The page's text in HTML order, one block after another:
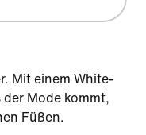
Mit einem White-
Mode kommt,
Füßen.